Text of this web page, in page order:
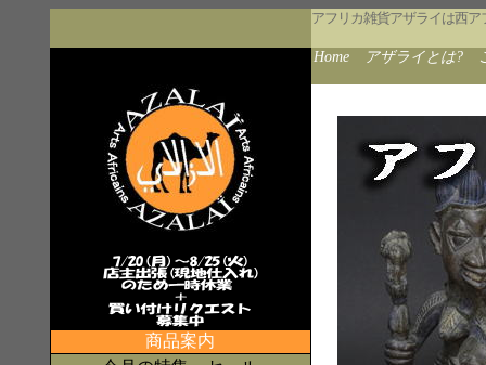
アフリカ雑貨アザライは西
Home アザライとは?
商品案内